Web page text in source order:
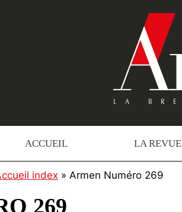
ACCUEIL LA REVUE
index » Armen Numéro 269
269